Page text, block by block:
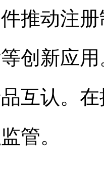
推动注
创新应
互认。
管。